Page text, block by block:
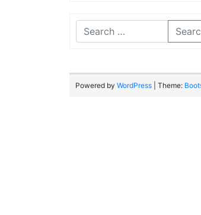
Powered by WordPress | Theme: